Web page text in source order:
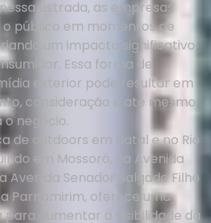
estrada, as empresas
público em momentos de
um impacto significativo
Essa forma de
exterior pode resultar em
consideração e até mesmo
negócio.
de outdoors em Natal e no Rio
em Mossoró, na Avenida
Avenida Senador Salgado Filho
Parnamirim, oferece uma
aumentar a visibilidade da